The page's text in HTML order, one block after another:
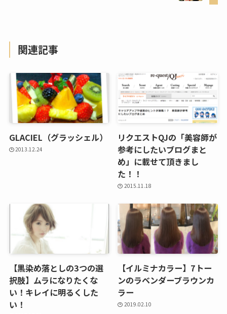
関連記事
GLACIEL（グラッシェル）
2013.12.24
リクエストQJの「美容師が
参考にしたいブログまと
め」に載せて頂きまし
た！！
2015.11.18
【黒染め落としの3つの選
択肢】ムラになりたくな
い！キレイに明るくした
い！
【イルミナカラー】7トー
ンのラベンダーブラウンカ
ラー
2019.02.10